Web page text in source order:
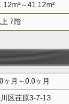
～41.12m²
7階
ヶ月～0.0ヶ月
区荏原3-7-13